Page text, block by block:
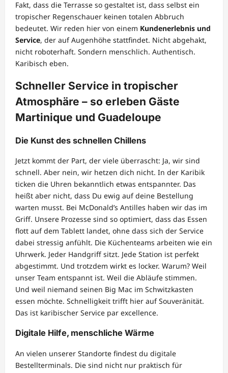
Fakt, dass die Terrasse so gestaltet ist, dass selbst ein
tropischer Regenschauer keinen totalen Abbruch
bedeutet. Wir reden hier von einem Kundenerlebnis und
Service, der auf Augenhöhe stattfindet. Nicht abgehakt,
nicht roboterhaft. Sondern menschlich. Authentisch.
Karibisch eben.
Schneller Service in tropischer
Atmosphäre – so erleben Gäste
Martinique und Guadeloupe
Die Kunst des schnellen Chillens
Jetzt kommt der Part, der viele überrascht: Ja, wir sind
schnell. Aber nein, wir hetzen dich nicht. In der Karibik
ticken die Uhren bekanntlich etwas entspannter. Das
heißt aber nicht, dass Du ewig auf deine Bestellung
warten musst. Bei McDonald’s Antilles haben wir das im
Griff. Unsere Prozesse sind so optimiert, dass das Essen
flott auf dem Tablett landet, ohne dass sich der Service
dabei stressig anfühlt. Die Küchenteams arbeiten wie ein
Uhrwerk. Jeder Handgriff sitzt. Jede Station ist perfekt
abgestimmt. Und trotzdem wirkt es locker. Warum? Weil
unser Team entspannt ist. Weil die Abläufe stimmen.
Und weil niemand seinen Big Mac im Schwitzkasten
essen möchte. Schnelligkeit trifft hier auf Souveränität.
Das ist karibischer Service par excellence.
Digitale Hilfe, menschliche Wärme
An vielen unserer Standorte findest du digitale
Bestellterminals. Die sind nicht nur praktisch für